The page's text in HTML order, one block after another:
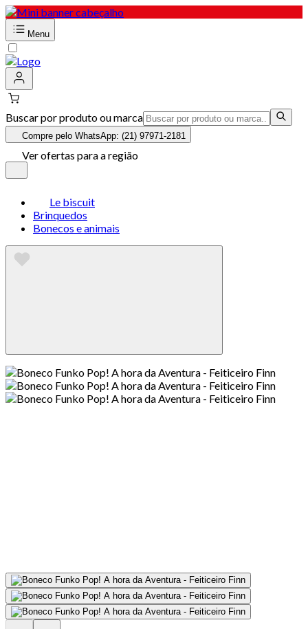
Menu
Buscar por produto ou marca
Compre pelo WhatsApp: (21) 97971-2181
Ver ofertas para a região
Le biscuit
Brinquedos
Bonecos e animais